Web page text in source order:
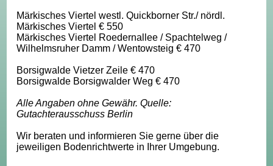
Märkisches Viertel westl. Quickborner Str./ nördl.
Märkisches Viertel € 550
Märkisches Viertel Roedernallee / Spachtelweg /
Wilhelmsruher Damm / Wentowsteig € 470
Borsigwalde Vietzer Zeile € 470
Borsigwalde Borsigwalder Weg € 470
Alle Angaben ohne Gewähr. Quelle:
Gutachterausschuss Berlin
Wir beraten und informieren Sie gerne über die
jeweiligen Bodenrichtwerte in Ihrer Umgebung.